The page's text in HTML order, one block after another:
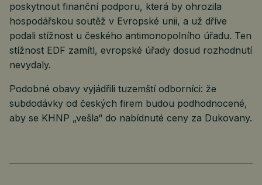
poskytnout finanční podporu, která by ohrozila
hospodářskou soutěž v Evropské unii, a už dříve
podali stížnost u českého antimonopolního úřadu. Ten
stížnost EDF zamítl, evropské úřady dosud rozhodnutí
nevydaly.
Podobné obavy vyjádřili tuzemští odborníci: že
subdodávky od českých firem budou podhodnocené,
aby se KHNP „vešla“ do nabídnuté ceny za Dukovany.